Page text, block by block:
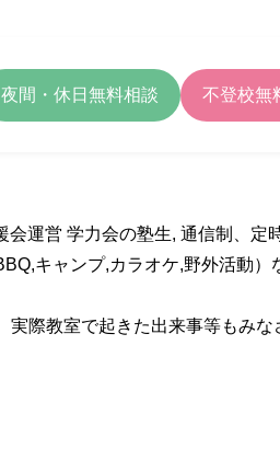
夜間・休日無料相談 不登校無
運営 学力会の塾生, 通信制、定
キャンプ,カラオケ,野外活動）
際教室で起きた出来事等もみな